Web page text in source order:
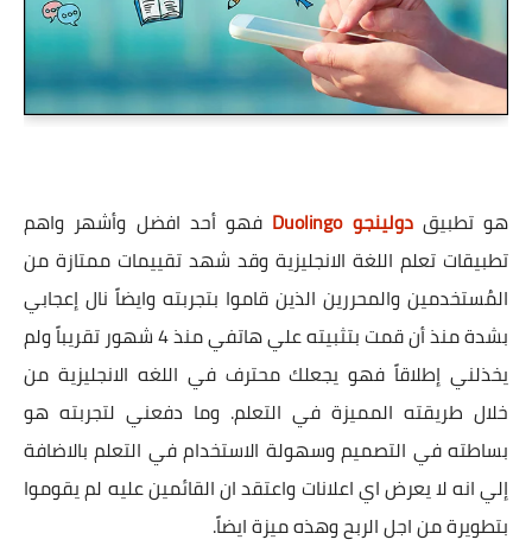
هو تطبيقدولينجو Duolingo
فهو أحد افضل وأشهر واهم
تطبيقات تعلم اللغة الانجليزية وقد شهد تقييمات ممتازة من
المُستخدمين والمحررين الذين قاموا بتجربته وايضاً نال إعجابي
بشدة منذ أن قمت بتثبيته علي هاتفي منذ 4 شهور تقريباً ولم
يخذلني إطلاقاً فهو يجعلك محترف في اللغه الانجليزية من
خلال طريقته المميزة في التعلم. وما دفعني لتجربته هو
بساطته في التصميم وسهولة الاستخدام في التعلم بالاضافة
إلي انه لا يعرض اي اعلانات واعتقد ان القائمين عليه لم يقوموا
بتطويرة من اجل الربح وهذه ميزة ايضاً.